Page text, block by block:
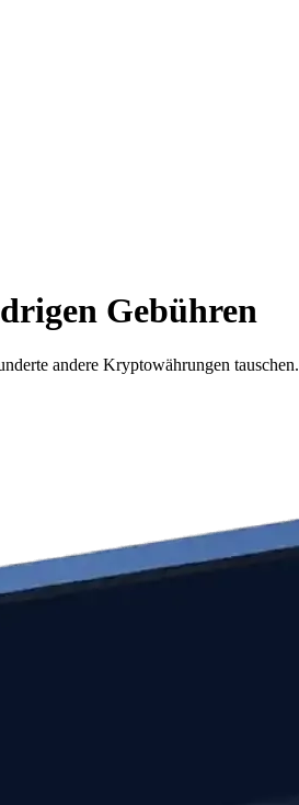
Gebühren
andere Kryptowährungen tauschen.